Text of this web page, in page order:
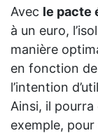
Avec le pacte
à un euro,
manière
en fonction de
l’intention
Ainsi, il
exemple,